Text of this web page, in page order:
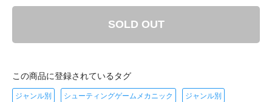
SOLD OUT
この商品に登録されているタグ
ジャンル別 シューティングゲームメカニック ジャンル別